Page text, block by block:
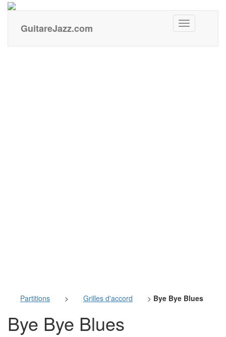
GuitareJazz.com
Partitions > Grilles d'accord > Bye Bye Blues
Bye Bye Blues